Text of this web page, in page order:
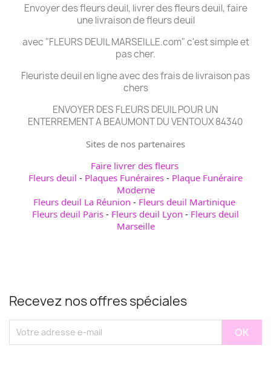
Envoyer des fleurs deuil, livrer des fleurs deuil, faire
une livraison de fleurs deuil
avec "FLEURS DEUIL MARSEILLE.com" c'est simple et
pas cher.
Fleuriste deuil en ligne avec des frais de livraison pas
chers
ENVOYER DES FLEURS DEUIL POUR UN
ENTERREMENT A BEAUMONT DU VENTOUX 84340
Sites de nos partenaires
Faire livrer des fleurs
Fleurs deuil - Plaques Funéraires - Plaque Funéraire
Moderne
Fleurs deuil La Réunion - Fleurs deuil Martinique
Fleurs deuil Paris - Fleurs deuil Lyon - Fleurs deuil
Marseille
Recevez nos offres spéciales